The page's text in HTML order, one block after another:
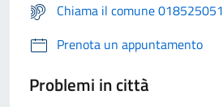
Chiama il comune 018525051
Prenota un appuntamento
Problemi in città